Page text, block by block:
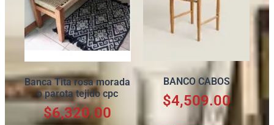
Banca Tita rosa morada
o parota tejido cpc
$6,320.00
BANCO CABOS
$4,509.00